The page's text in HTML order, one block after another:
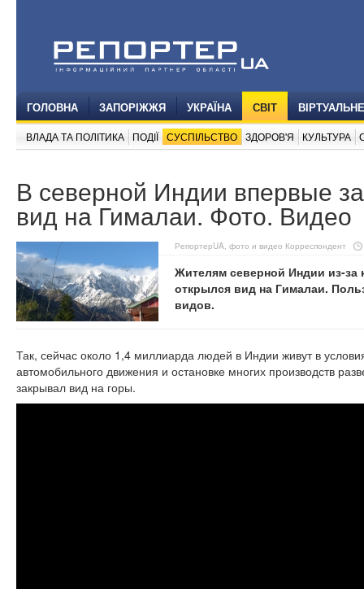
ГОЛОВНА ЗАПОРІЖЖЯ УКРАЇНА СВІТ
ВЛАДА ТА ПОЛІТИКА ПОДІЇ СУСПІЛЬСТВО ЗДОРОВ'Я КУЛЬТУРА
В северной Индии впервые
вид на Гималаи. Фото. Видео
РепортерUA, фото и видео Корреспондент
Жителям северной Индии из-за
открылся вид на Гималаи.
видов.
Так, сейчас около 1,4 миллиарда людей в Индии живут в
автомобильного движения и остановке многих производств
закрывал вид на горы.